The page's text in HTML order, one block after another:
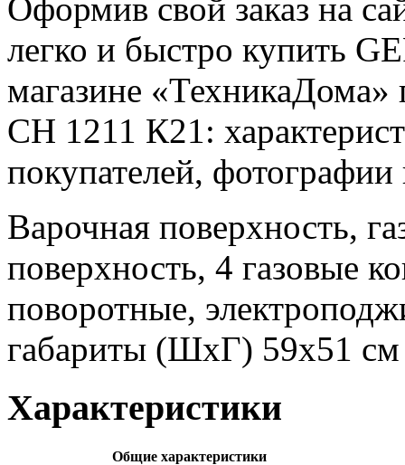
Оформив свой заказ на
легко и быстро купить
магазине
СН 1211 К21:
покупателей,
Варочная поверхность,
поверхность, 4 газовые
поворотные,
габариты (ШхГ) 59x51 см
Характеристики
Общие характеристики